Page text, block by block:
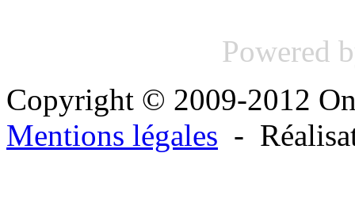
Powered
Copyright © 2009-2012
Mentions légales -